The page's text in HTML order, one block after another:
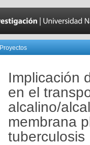
Proyectos
Implicación
en el
alcalino/
membrana
tuberculosis